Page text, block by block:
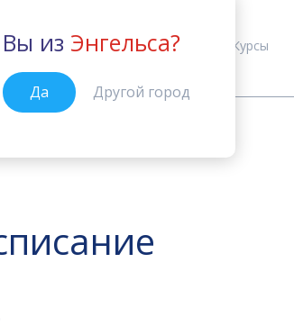
Энгельс
Вы из Энгельса?
Да Другой город
Курсы